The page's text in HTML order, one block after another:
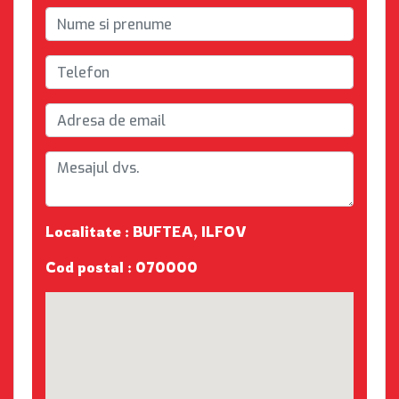
Localitate : BUFTEA, ILFOV
Cod postal : 070000